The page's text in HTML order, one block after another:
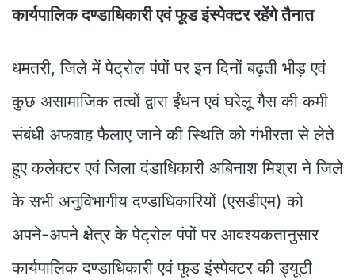
कार्यपालिक दण्डाधिकारी एवं फूड इंस्पेक्टर रहेंगे तैनात
धमतरी, जिले में पेट्रोल पंपों पर इन दिनों बढ़ती भीड़ एवं
कुछ असामाजिक तत्वों द्वारा ईंधन एवं घरेलू गैस की कमी
संबंधी अफवाह फैलाए जाने की स्थिति को गंभीरता से लेते
हुए कलेक्टर एवं जिला दंडाधिकारी अबिनाश मिश्रा ने जिले
के सभी अनुविभागीय दण्डाधिकारियों (एसडीएम) को
अपने-अपने क्षेत्र के पेट्रोल पंपों पर आवश्यकतानुसार
कार्यपालिक दण्डाधिकारी एवं फूड इंस्पेक्टर की ड्यूटी